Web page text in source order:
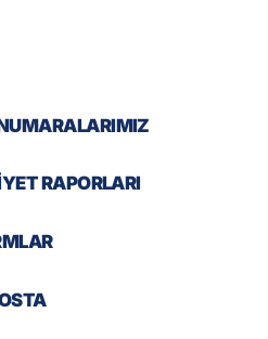
RAPORLARI